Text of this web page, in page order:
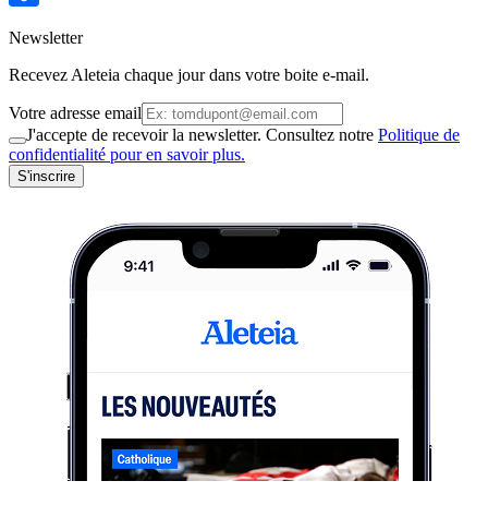
Newsletter
Recevez Aleteia chaque jour dans votre boite e-mail.
Votre adresse email
J'accepte de recevoir la newsletter. Consultez notre Politique de
confidentialité pour en savoir plus.
S'inscrire